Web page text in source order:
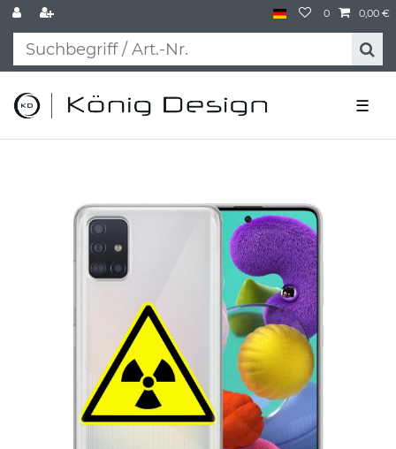
0 0,00 €
☰